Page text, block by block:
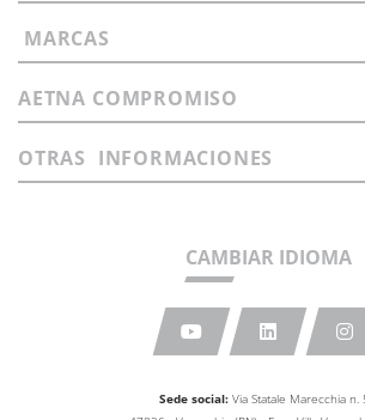
Sede social: Via Statale Marecchia n.
CAMBIAR IDIOMA
MARCAS
AETNA COMPROMISO
OTRAS INFORMACIONES